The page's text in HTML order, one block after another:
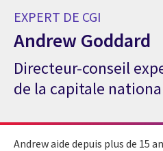
EXPERT DE CGI
Andrew Goddard
Expert de CGI Andrew Goddard
Directeur-conseil
de la capitale
Andrew aide depuis plus de 15